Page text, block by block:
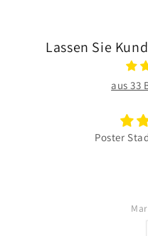
Lassen Sie
aus 33
Poster